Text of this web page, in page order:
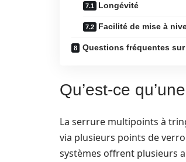
Longévité
Facilité de mise à
Questions fréquentes
Qu’est-ce
La serrure multipoints à
via plusieurs points de
systèmes offrent plusieurs